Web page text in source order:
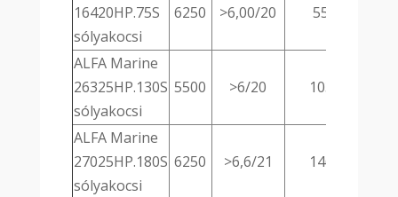
16420HP.75S
sólyakocsi
6250 >6,00/20 555
ALFA Marine
26325HP.130S
sólyakocsi
5500 >6/20 1035
ALFA Marine
27025HP.180S
sólyakocsi
6250 >6,6/21 1465